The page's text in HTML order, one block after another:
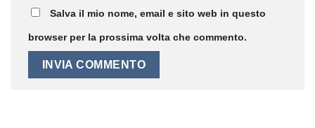
Salva il mio nome, email e sito web in questo
browser per la prossima volta che commento.